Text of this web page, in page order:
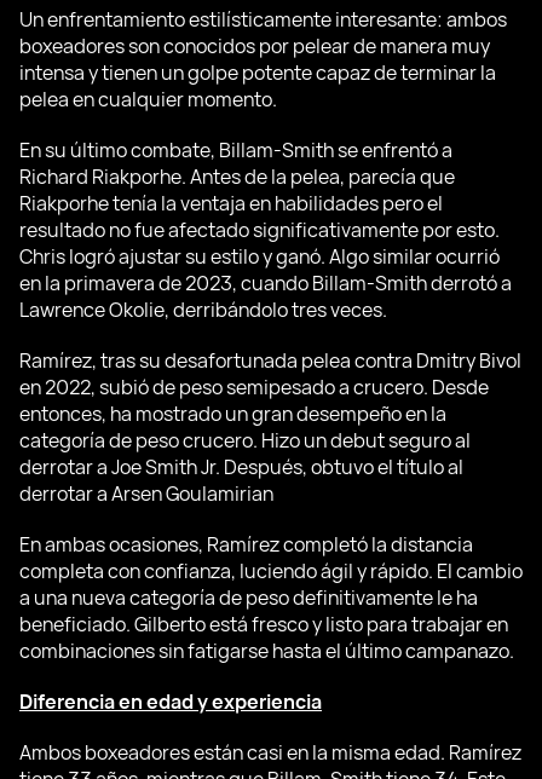
Un enfrentamiento estilísticamente interesante: ambos
boxeadores son conocidos por pelear de manera muy
intensa y tienen un golpe potente capaz de terminar la
pelea en cualquier momento.
En su último combate, Billam-Smith se enfrentó a
Richard Riakporhe. Antes de la pelea, parecía que
Riakporhe tenía la ventaja en habilidades pero el
resultado no fue afectado significativamente por esto.
Chris logró ajustar su estilo y ganó. Algo similar ocurrió
en la primavera de 2023, cuando Billam-Smith derrotó a
Lawrence Okolie, derribándolo tres veces.
Ramírez, tras su desafortunada pelea contra Dmitry Bivol
en 2022, subió de peso semipesado a crucero. Desde
entonces, ha mostrado un gran desempeño en la
categoría de peso crucero. Hizo un debut seguro al
derrotar a Joe Smith Jr. Después, obtuvo el título al
derrotar a Arsen Goulamirian
En ambas ocasiones, Ramírez completó la distancia
completa con confianza, luciendo ágil y rápido. El cambio
a una nueva categoría de peso definitivamente le ha
beneficiado. Gilberto está fresco y listo para trabajar en
combinaciones sin fatigarse hasta el último campanazo.
Diferencia en edad y experiencia
Ambos boxeadores están casi en la misma edad. Ramírez